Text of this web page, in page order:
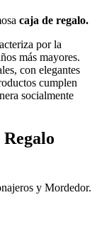
caja de regalo.
por la
más mayores.
con elegantes
cumplen
socialmente
y Mordedor.